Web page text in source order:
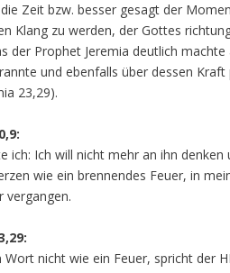
Zeit bzw. besser gesagt der
Klang zu werden, der Gottes
der Prophet Jeremia deutlich
und ebenfalls über dessen
23,29).
ich: Ich will nicht mehr an ihn
wie ein brennendes Feuer, in
vergangen.
Wort nicht wie ein Feuer, spricht der